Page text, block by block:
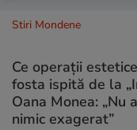
Stiri Mondene
Ce operații
fosta ispită de la
Oana Monea: „Nu
nimic exagerat”